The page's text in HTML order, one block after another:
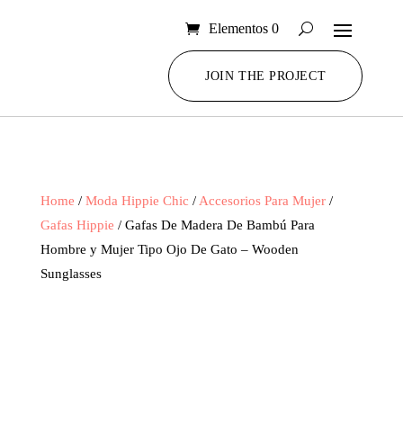
Elementos 0
JOIN THE PROJECT
Home / Moda Hippie Chic / Accesorios Para Mujer/
Gafas Hippie / Gafas De Madera De Bambú Para
Hombre y Mujer Tipo Ojo De Gato – Wooden
Sunglasses